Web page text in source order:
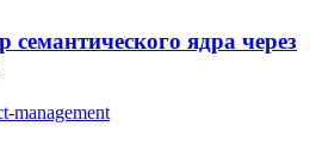
семантического ядра через
management